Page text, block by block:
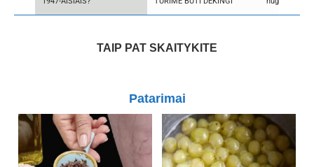
TAIP PAT SKAITYKITE
Patarimai